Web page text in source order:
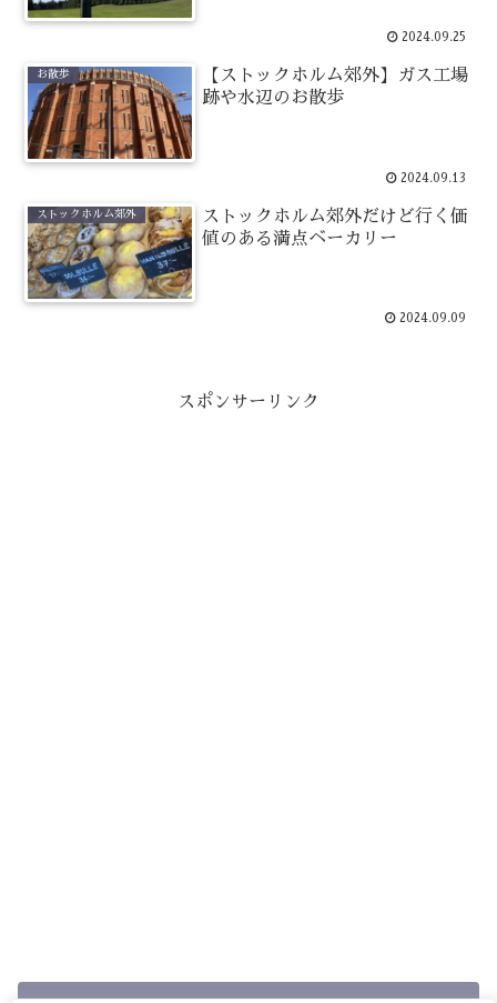
2024.09.25
お散歩
【ストックホルム郊外】ガス工場
跡や水辺のお散歩
2024.09.13
ストックホルム郊外
ストックホルム郊外だけど行く価
値のある満点ベーカリー
2024.09.09
スポンサーリンク